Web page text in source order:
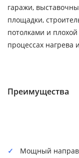
гаражи,
площадки,
потолками и
процессах нагрева
Преимущества
Мощный